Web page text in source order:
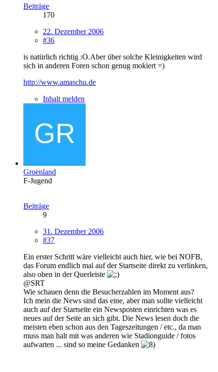
Beiträge
170
22. Dezember 2006
#36
is natürlich richtig :O.Aber über solche Kleinigkeiten wird
sich in anderen Foren schon genug mokiert =)
http://www.amaschu.de
Inhalt melden
Groenland
F-Jugend
Beiträge
9
31. Dezember 2006
#37
Ein erster Schritt wäre vielleicht auch hier, wie bei NOFB,
das Forum endlich mal auf der Startseite direkt zu verlinken,
also oben in der Querleiste
@SRT
Wie schauen denn die Besucherzahlen im Moment aus?
Ich mein die News sind das eine, aber man sollte vielleicht
auch auf der Startseite ein Newsposten einrichten was es
neues auf der Seite an sich gibt. Die News lesen doch die
meisten eben schon aus den Tageszeitungen / etc., da man
muss man halt mit was anderen wie Stadionguide / fotos
aufwarten ... sind so meine Gedanken